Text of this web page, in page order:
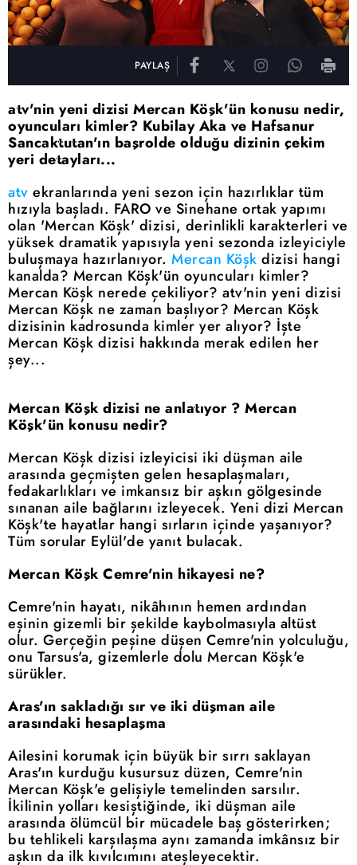
PAYLAŞ
atv'nin yeni dizisi Mercan Köşk'ün konusu nedir,
oyuncuları kimler? Kubilay Aka ve Hafsanur
Sancaktutan'ın başrolde olduğu dizinin çekim
yeri detayları...
atv ekranlarında yeni sezon için hazırlıklar tüm
hızıyla başladı. FARO ve Sinehane ortak yapımı
olan 'Mercan Köşk' dizisi, derinlikli karakterleri ve
yüksek dramatik yapısıyla yeni sezonda izleyiciyle
buluşmaya hazırlanıyor. Mercan Köşk dizisi hangi
kanalda? Mercan Köşk'ün oyuncuları kimler?
Mercan Köşk nerede çekiliyor? atv'nin yeni dizisi
Mercan Köşk ne zaman başlıyor? Mercan Köşk
dizisinin kadrosunda kimler yer alıyor? İşte
Mercan Köşk dizisi hakkında merak edilen her
şey...
Mercan Köşk dizisi ne anlatıyor ? Mercan
Köşk'ün konusu nedir?
Mercan Köşk dizisi izleyicisi iki düşman aile
arasında geçmişten gelen hesaplaşmaları,
fedakarlıkları ve imkansız bir aşkın gölgesinde
sınanan aile bağlarını izleyecek. Yeni dizi Mercan
Köşk'te hayatlar hangi sırların içinde yaşanıyor?
Tüm sorular Eylül'de yanıt bulacak.
Mercan Köşk Cemre'nin hikayesi ne?
Cemre'nin hayatı, nikâhının hemen ardından
eşinin gizemli bir şekilde kaybolmasıyla altüst
olur. Gerçeğin peşine düşen Cemre'nin yolculuğu,
onu Tarsus'a, gizemlerle dolu Mercan Köşk'e
sürükler.
Aras'ın sakladığı sır ve iki düşman aile
arasındaki hesaplaşma
Ailesini korumak için büyük bir sırrı saklayan
Aras'ın kurduğu kusursuz düzen, Cemre'nin
Mercan Köşk'e gelişiyle temelinden sarsılır.
İkilinin yolları kesiştiğinde, iki düşman aile
arasında ölümcül bir mücadele baş gösterirken;
bu tehlikeli karşılaşma aynı zamanda imkânsız bir
aşkın da ilk kıvılcımını ateşleyecektir.